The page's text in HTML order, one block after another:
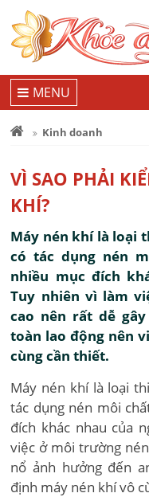
MENU
Kinh doanh
VÌ SAO PHẢI
KHÍ?
Máy nén khí là loại
có tác dụng nén
nhiều mục đích
Tuy nhiên vì làm
cao nên rất dễ
toàn lao động nên
cùng cần thiết.
Máy nén khí là loại
tác dụng nén môi
đích khác nhau của
việc ở môi trường
nổ ảnh hưởng đến
định máy nén khí vô